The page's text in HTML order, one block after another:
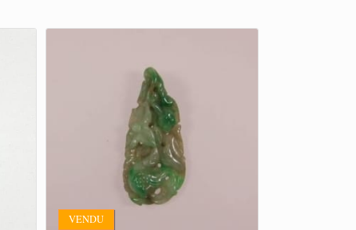
VENDU